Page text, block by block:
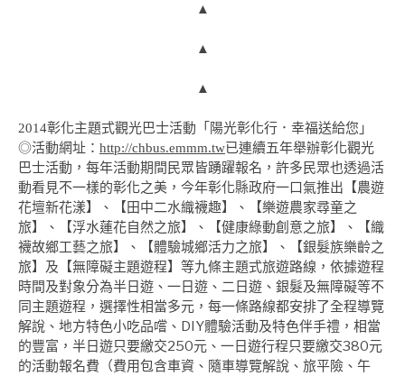
▲
▲
▲
2014彰化主題式觀光巴士活動「陽光彰化行．幸福送給您」
◎活動網址： http://chbus.emmm.tw已連續五年舉辦彰化觀光
巴士活動，每年活動期間民眾皆踴躍報名，許多民眾也透過活
動看見不一樣的彰化之美，今年彰化縣政府一口氣推出【農遊
花壇新花漾】、【田中二水織襪趣】、【樂遊農家尋童之
旅】、【浮水蓮花自然之旅】、【健康綠動創意之旅】、【織
襪故鄉工藝之旅】、【體驗城鄉活力之旅】、【銀髮族樂齡之
旅】及【無障礙主題遊程】等九條主題式旅遊路線，依據遊程
時間及對象分為半日遊、一日遊、二日遊、銀髮及無障礙等不
同主題遊程，選擇性相當多元，每一條路線都安排了全程導覽
解說、地方特色小吃品嚐、DIY體驗活動及特色伴手禮，相當
的豐富，半日遊只要繳交250元、一日遊行程只要繳交380元
的活動報名費（費用包含車資、隨車導覽解說、旅平險、午